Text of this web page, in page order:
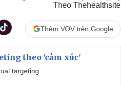
Theo Thehealthsite
Thêm VOV trên Google
theo 'cảm xúc'
targeting.